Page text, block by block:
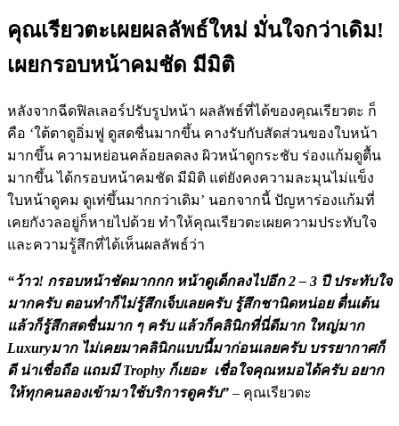
คุณเรียวตะเผยผลลัพธ์ใหม่ มั่นใจกว่าเดิม!
เผยกรอบหน้าคมชัด มีมิติ
หลังจากฉีดฟิลเลอร์ปรับรูปหน้า ผลลัพธ์ที่ได้ของคุณเรียวตะ ก็
คือ ‘ใต้ตาดูอิ่มฟู ดูสดชื่นมากขึ้น คางรับกับสัดส่วนของใบหน้า
มากขึ้น ความหย่อนคล้อยลดลง ผิวหน้าดูกระชับ ร่องแก้มดูตื้น
มากขึ้น ได้กรอบหน้าคมชัด มีมิติ แต่ยังคงความละมุนไม่แข็ง
ใบหน้าดูคม ดูเท่ขึ้นมากกว่าเดิม’ นอกจากนี้ ปัญหาร่องแก้มที่
เคยกังวลอยู่ก็หายไปด้วย ทำให้คุณเรียวตะเผยความประทับใจ
และความรู้สึกที่ได้เห็นผลลัพธ์ว่า
“ว้าว! กรอบหน้าชัดมากกก หน้าดูเด็กลงไปอีก 2 – 3 ปี ประทับใจ
มากครับ ตอนทำก็ไม่รู้สึกเจ็บเลยครับ รู้สึกชานิดหน่อย ตื่นเต้น
แล้วก็รู้สึกสดชื่นมาก ๆ ครับ แล้วก็คลินิกที่นี่ดีมาก ใหญ่มาก
Luxuryมาก ไม่เคยมาคลินิกแบบนี้มาก่อนเลยครับ บรรยากาศก็
ดี น่าเชื่อถือ แถมมี Trophy ก็เยอะ เชื่อใจคุณหมอได้ครับ อยาก
ให้ทุกคนลองเข้ามาใช้บริการดูครับ” – คุณเรียวตะ